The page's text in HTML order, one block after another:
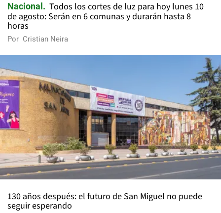
Nacional
Todos los cortes de luz para hoy lunes 10
de agosto: Serán en 6 comunas y durarán hasta 8
horas
Por Cristian Neira
130 años después: el futuro de San Miguel no puede
seguir esperando